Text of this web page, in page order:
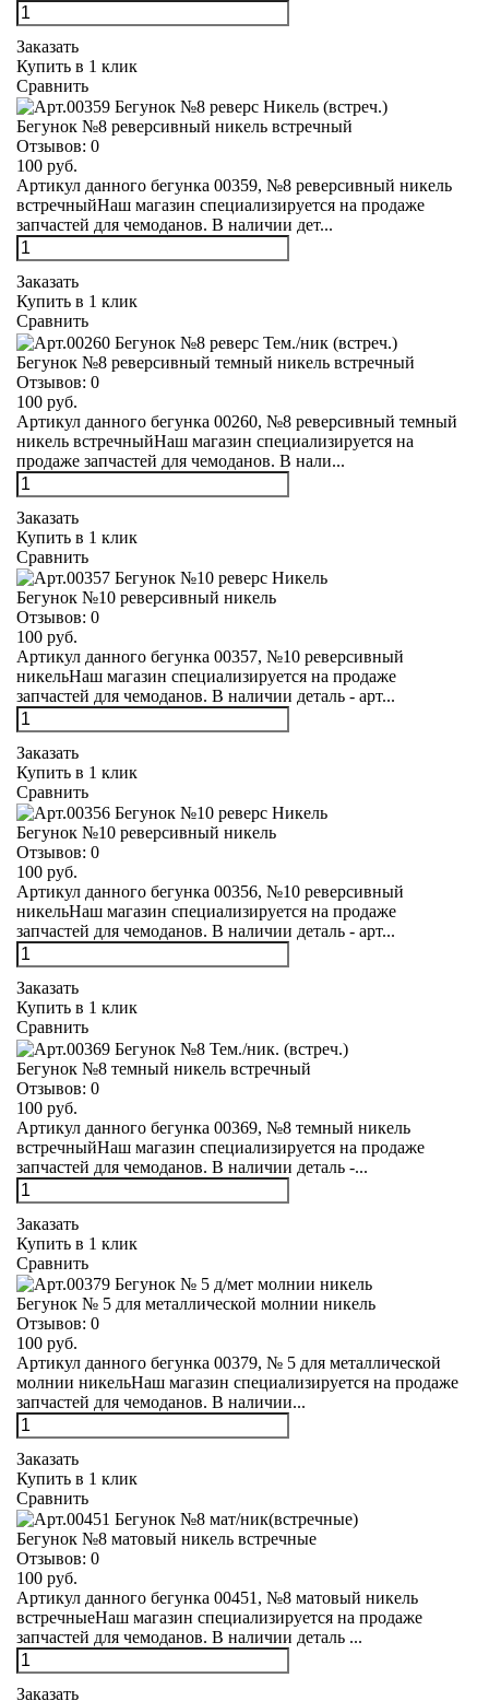
Заказать
Купить в 1 клик
Сравнить
Бегунок №8 реверсивный никель встречный
Отзывов: 0
100 руб.
Артикул данного бегунка 00359, №8 реверсивный никель
встречныйНаш магазин специализируется на продаже
запчастей для чемоданов. В наличии дет...
Заказать
Купить в 1 клик
Сравнить
Бегунок №8 реверсивный темный никель встречный
Отзывов: 0
100 руб.
Артикул данного бегунка 00260, №8 реверсивный темный
никель встречныйНаш магазин специализируется на
продаже запчастей для чемоданов. В нали...
Заказать
Купить в 1 клик
Сравнить
Бегунок №10 реверсивный никель
Отзывов: 0
100 руб.
Артикул данного бегунка 00357, №10 реверсивный
никельНаш магазин специализируется на продаже
запчастей для чемоданов. В наличии деталь - арт...
Заказать
Купить в 1 клик
Сравнить
Бегунок №10 реверсивный никель
Отзывов: 0
100 руб.
Артикул данного бегунка 00356, №10 реверсивный
никельНаш магазин специализируется на продаже
запчастей для чемоданов. В наличии деталь - арт...
Заказать
Купить в 1 клик
Сравнить
Бегунок №8 темный никель встречный
Отзывов: 0
100 руб.
Артикул данного бегунка 00369, №8 темный никель
встречныйНаш магазин специализируется на продаже
запчастей для чемоданов. В наличии деталь -...
Заказать
Купить в 1 клик
Сравнить
Бегунок № 5 для металлической молнии никель
Отзывов: 0
100 руб.
Артикул данного бегунка 00379, № 5 для металлической
молнии никельНаш магазин специализируется на продаже
запчастей для чемоданов. В наличии...
Заказать
Купить в 1 клик
Сравнить
Бегунок №8 матовый никель встречные
Отзывов: 0
100 руб.
Артикул данного бегунка 00451, №8 матовый никель
встречныеНаш магазин специализируется на продаже
запчастей для чемоданов. В наличии деталь ...
Заказать